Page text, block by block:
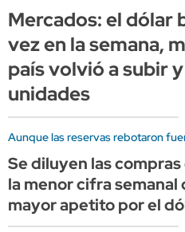
Mercados: el dólar
vez en la semana,
país volvió a subir
unidades
Aunque las reservas rebotaron
Se diluyen las
la menor cifra semanal
mayor apetito por el